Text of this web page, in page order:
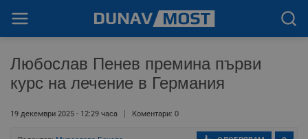
Любослав Пенев премина първи
курс на лечение в Германия
19 декември 2025 - 12:29 часа Коментари: 0